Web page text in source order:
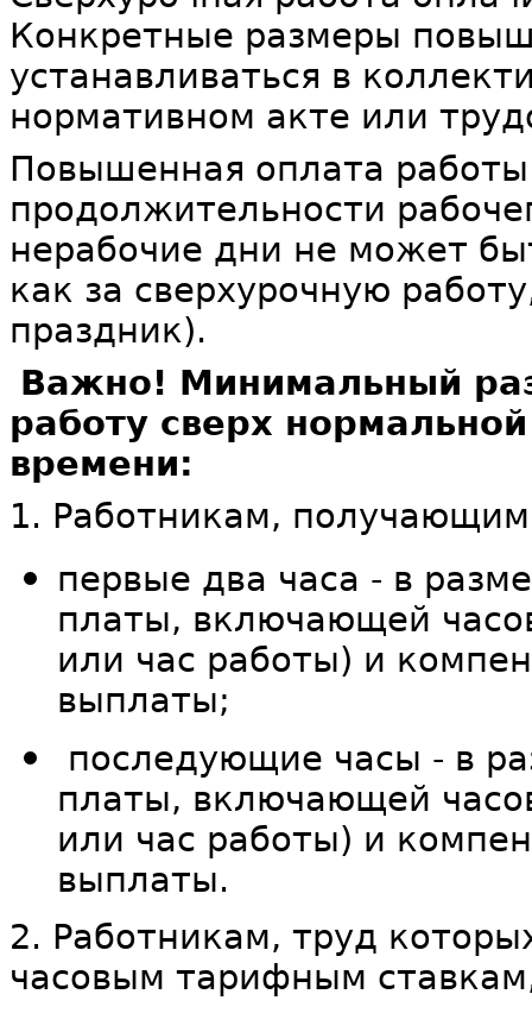
Конкретные размеры
устанавливаться в
нормативном акте или
Повышенная оплата
продолжительности
нерабочие дни не может
как за сверхурочную
праздник).
Важно! Минимальный
работу сверх
времени:
1. Работникам,
первые два часа - в
платы, включающей
или час работы) и
выплаты;
последующие часы - в
платы, включающей
или час работы) и
выплаты.
2. Работникам, труд
часовым тарифным